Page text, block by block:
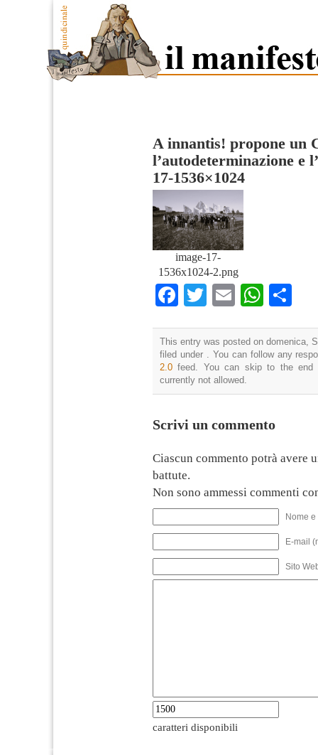
A innantis! propone un
l’autodeterminazione e
17-1536×1024
image-17-
1536x1024-2.png
Facebook
TwitterEmail
This entry was posted on domenica,
filed under . You can follow any
2.0 feed. You can skip to the end
currently not allowed.
Scrivi un commento
Ciascun commento potrà avere
battute.
Non sono ammessi commenti
Nome
E-mail
Sito
caratteri disponibili